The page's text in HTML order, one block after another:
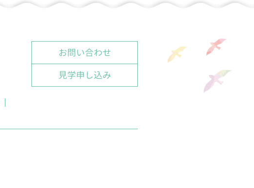
お問い合わせ
見学申し込み